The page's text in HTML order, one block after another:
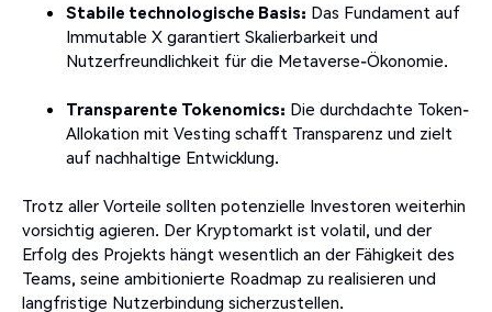
Stabile technologische Basis: Das Fundament auf
Immutable X garantiert Skalierbarkeit und
Nutzerfreundlichkeit für die Metaverse-Ökonomie.
Transparente Tokenomics: Die durchdachte Token-
Allokation mit Vesting schafft Transparenz und zielt
auf nachhaltige Entwicklung.
Trotz aller Vorteile sollten potenzielle Investoren weiterhin
vorsichtig agieren. Der Kryptomarkt ist volatil, und der
Erfolg des Projekts hängt wesentlich an der Fähigkeit des
Teams, seine ambitionierte Roadmap zu realisieren und
langfristige Nutzerbindung sicherzustellen.